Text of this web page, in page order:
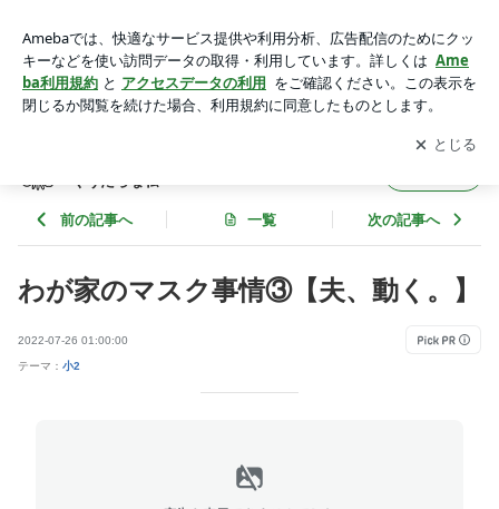
質娘と自由すぎる夫とぐうたらな私
アプリをダウンロードして ブログの更新通知
を受け取りまし
ょう。
開く
ぐうたらな私
前の記事へ 一覧 次の記事へ
わが家のマスク事情③【夫、動く。】
2022-07-26 01:00:00
テーマ： 小2